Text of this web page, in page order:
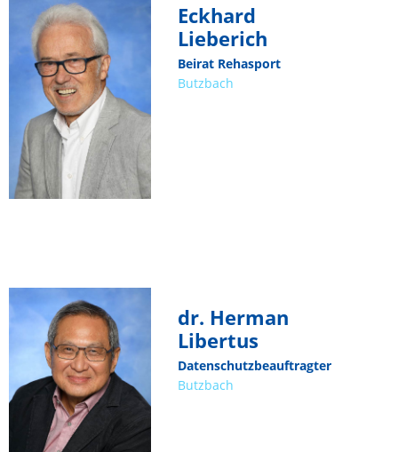
Eckhard
Lieberich
Beirat Rehasport
Butzbach
dr. Herman
Libertus
Datenschutzbeauftragter
Butzbach